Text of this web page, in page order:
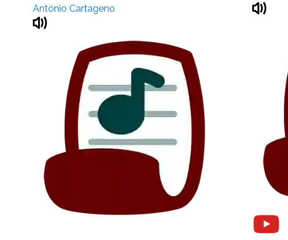
António Cartageno